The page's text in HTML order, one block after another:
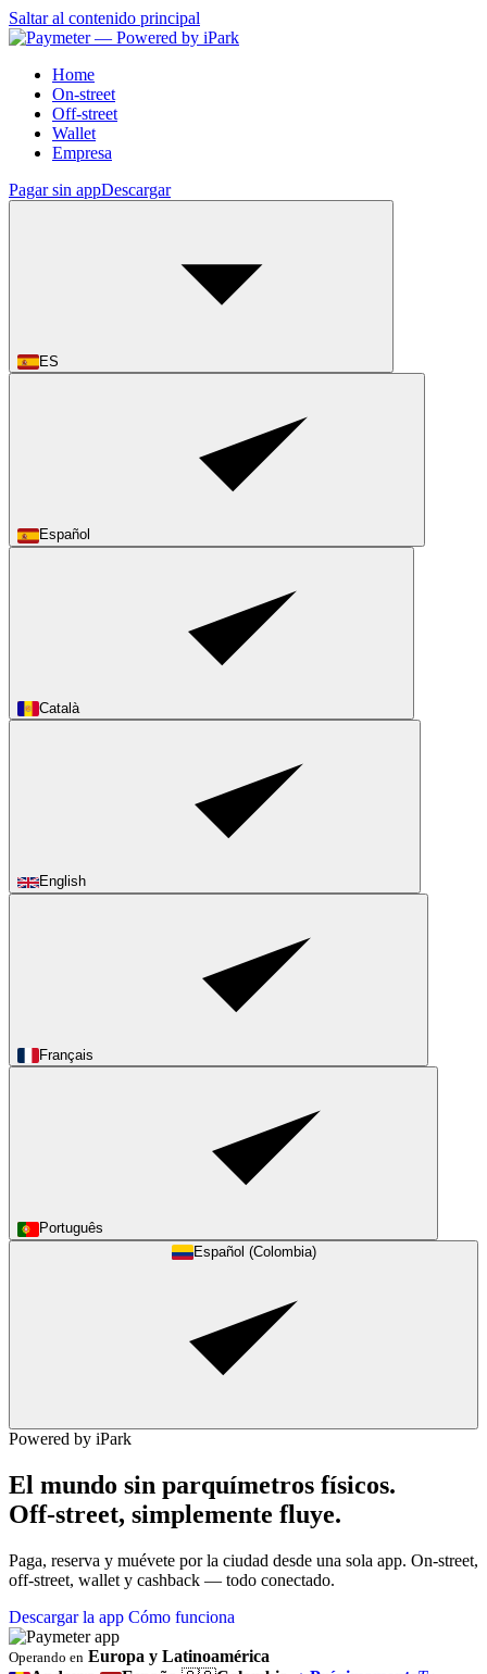
Saltar al contenido principal
Home
On-street
Off-street
Wallet
Empresa
Pagar sin appDescargar
ES
Español
Català
English
Français
Português
Español (Colombia)
Powered by iPark
El mundo sin parquímetros físicos.
Off-street, simplemente fluye.
Paga, reserva y muévete por la ciudad desde una sola app. On-street,
off-street, wallet y cashback — todo conectado.
Descargar la app Cómo funciona
Operando en Europa y Latinoamérica